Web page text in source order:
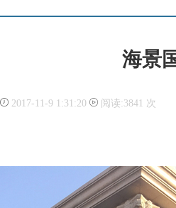
海景
2017-11-9 1:31:20 阅读:3841 次